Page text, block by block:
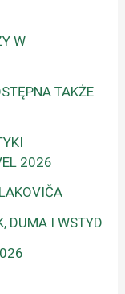
W
TAKŻE
2026
DUMA I WSTYD